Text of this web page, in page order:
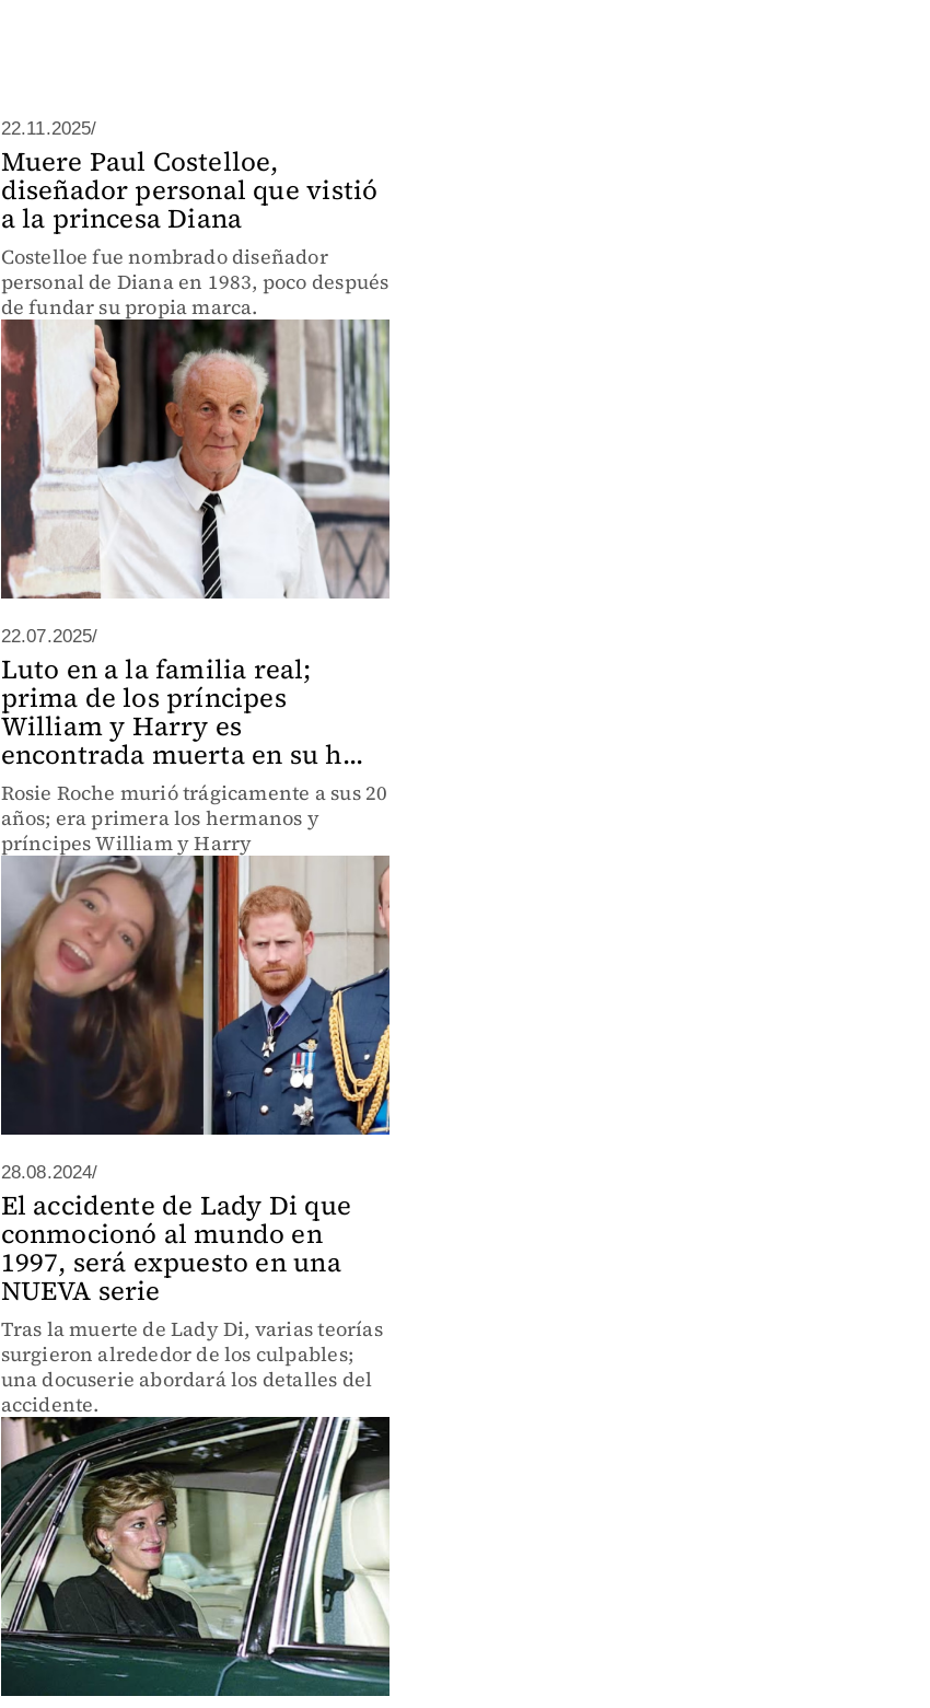
22.11.2025/
Muere Paul Costelloe,
diseñador personal que vistió
a la princesa Diana
Costelloe fue nombrado diseñador
personal de Diana en 1983, poco después
de fundar su propia marca.
22.07.2025/
Luto en a la familia real;
prima de los príncipes
William y Harry es
encontrada muerta en su h...
Rosie Roche murió trágicamente a sus 20
años; era primera los hermanos y
príncipes William y Harry
28.08.2024/
El accidente de Lady Di que
conmocionó al mundo en
1997, será expuesto en una
NUEVA serie
Tras la muerte de Lady Di, varias teorías
surgieron alrededor de los culpables;
una docuserie abordará los detalles del
accidente.